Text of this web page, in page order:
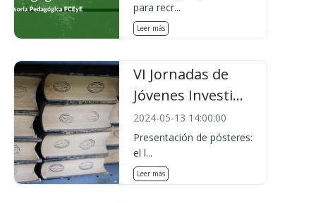
para recr...
Leer más
VI Jornadas de
Jóvenes Investi...
2024-05-13 14:00:00
Presentación de pósteres:
el l...
Leer más